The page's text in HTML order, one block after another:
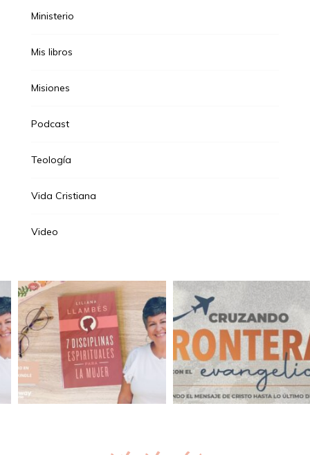
Ministerio
Mis libros
Misiones
Podcast
Teología
Vida Cristiana
Video